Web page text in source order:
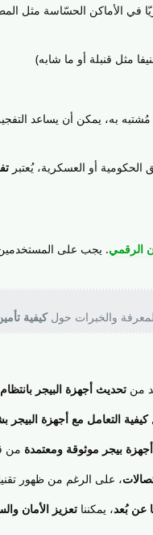
في الأماكن الحسّاسة مثل
مثل قنبلة أو ما شابه)
به، يمكن أن يساعد
أو العسكرية، يُعتبر
الرقمي. يجب على المستخدمين
والخبرات حولكيفية
من تحديث أجهزة البيجر بانتظام
كيفية التعامل مع أجهزة
بيجر موثوقة ومعتمدة من
، على الرغم من ظهور
عن بُعد، يمكننا تعزيز الأمان